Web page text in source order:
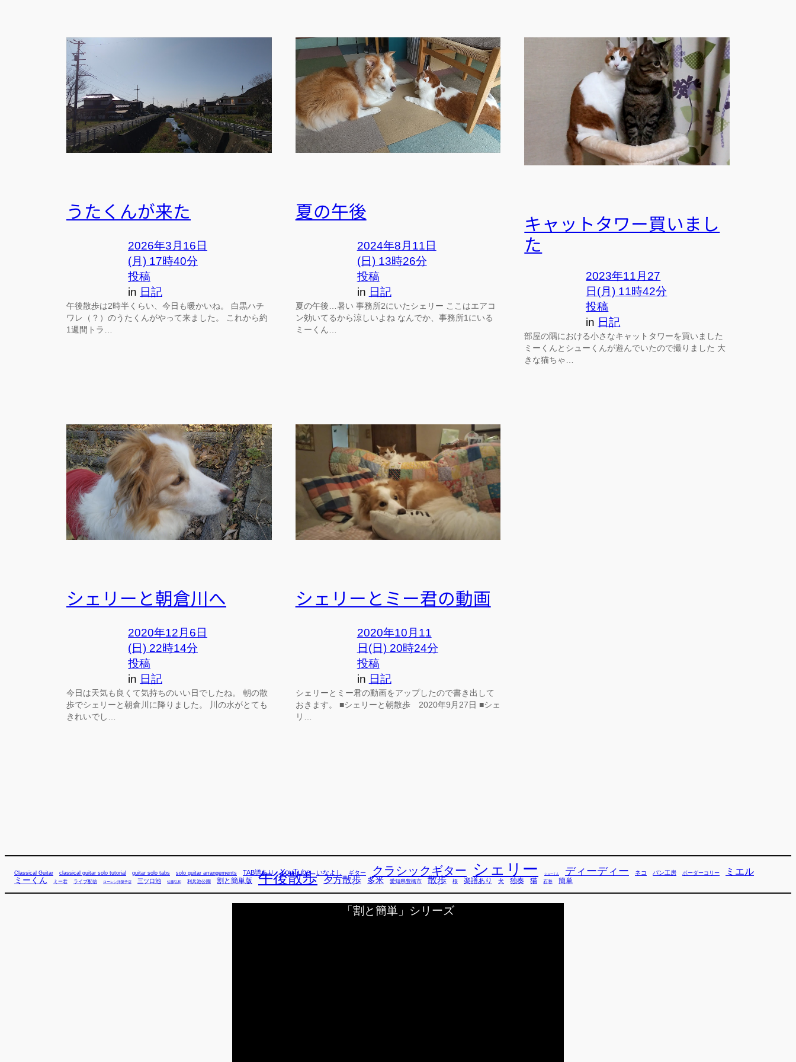
うたくんが来た
2026年3月16日
(月) 17時40分
投稿
in 日記
午後散歩は2時半くらい、今日も暖かいね。 白黒ハチ
ワレ（？）のうたくんがやって来ました。 これから約
1週間トラ…
夏の午後
2024年8月11日
(日) 13時26分
投稿
in 日記
夏の午後…暑い 事務所2にいたシェリー ここはエアコ
ン効いてるから涼しいよね なんでか、事務所1にいる
ミーくん…
キャットタワー買いまし
た
2023年11月27
日(月) 11時42分
投稿
in 日記
部屋の隅における小さなキャットタワーを買いました
ミーくんとシューくんが遊んでいたので撮りました 大
きな猫ちゃ…
シェリーと朝倉川へ
2020年12月6日
(日) 22時14分
投稿
in 日記
今日は天気も良くて気持ちのいい日でしたね。 朝の散
歩でシェリーと朝倉川に降りました。 川の水がとても
きれいでし…
シェリーとミー君の動画
2020年10月11
日(日) 20時24分
投稿
in 日記
シェリーとミー君の動画をアップしたので書き出して
おきます。 ■シェリーと朝散歩 2020年9月27日 ■シェ
リ…
Classical Guitar classical guitar solo tutorial guitar solo tabs solo guitar arrangements TAB譜あり YouTube いなよし ギター クラシックギター シェリー シューくん ディーディー ネコ パン工房 ボーダーコリー ミエル
ミーくん ミー君 ライブ配信 ローレン洋菓子店 三ツ口池 佐藤弘和 利兵池公園 割と簡単版 午後散歩 夕方散歩 多米 愛知県豊橋市 散歩 桜 楽譜あり 犬 独奏 猫 石巻 簡単
「割と簡単」シリーズ